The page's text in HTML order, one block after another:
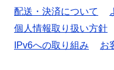
配送・決済について
個人情報取り扱い方針
IPv6への取り組み
お